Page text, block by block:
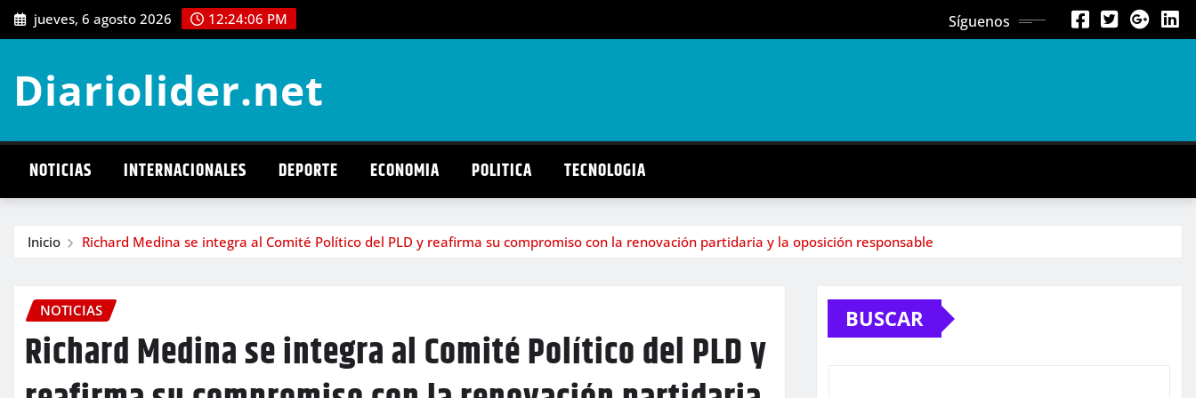
Saltar
al
jueves, 6 agosto 2026 12:24:07 PM Síguenos
Diariolider.net
NOTICIAS INTERNACIONALES DEPORTE ECONOMIA POLITICA TECNOLOGIA
Inicio Richard Medina se integra al Comité Político del PLD y reafirma su compromiso con la renovación partidaria y la oposición responsable
NOTICIAS
Richard Medina se integra al Comité Político del PLD y
BUSCAR